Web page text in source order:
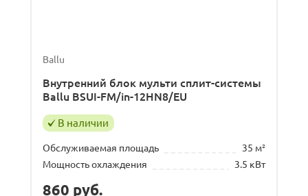
Ballu
Внутренний блок мульти сплит-системы
Ballu BSUI-FM/in-12HN8/EU
В наличии
Обслуживаемая площадь
35 м²
Мощность охлаждения
3.5 кВт
860 руб.